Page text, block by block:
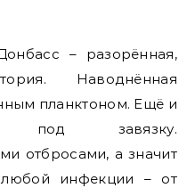
– разорённая,
Наводнённая
планктоном. Ещё и
под завязку.
отбросами, а значит
инфекции – от